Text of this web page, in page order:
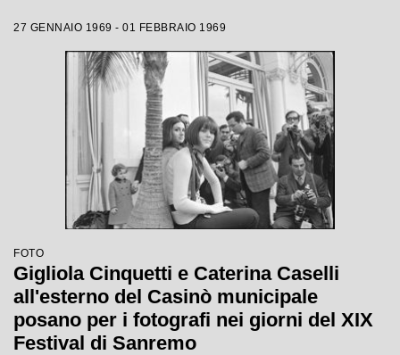
27 GENNAIO 1969 - 01 FEBBRAIO 1969
FOTO
Gigliola Cinquetti e Caterina Caselli
all'esterno del Casinò municipale
posano per i fotografi nei giorni del XIX
Festival di Sanremo